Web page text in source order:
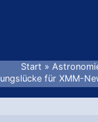
Start
für XMM-